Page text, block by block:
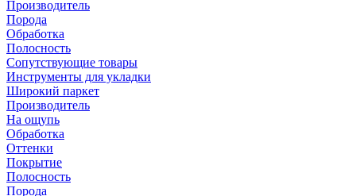
Производитель
Порода
Обработка
Полосность
Сопутствующие товары
Инструменты для укладки
Широкий паркет
Производитель
На ощупь
Обработка
Оттенки
Покрытие
Полосность
Порода